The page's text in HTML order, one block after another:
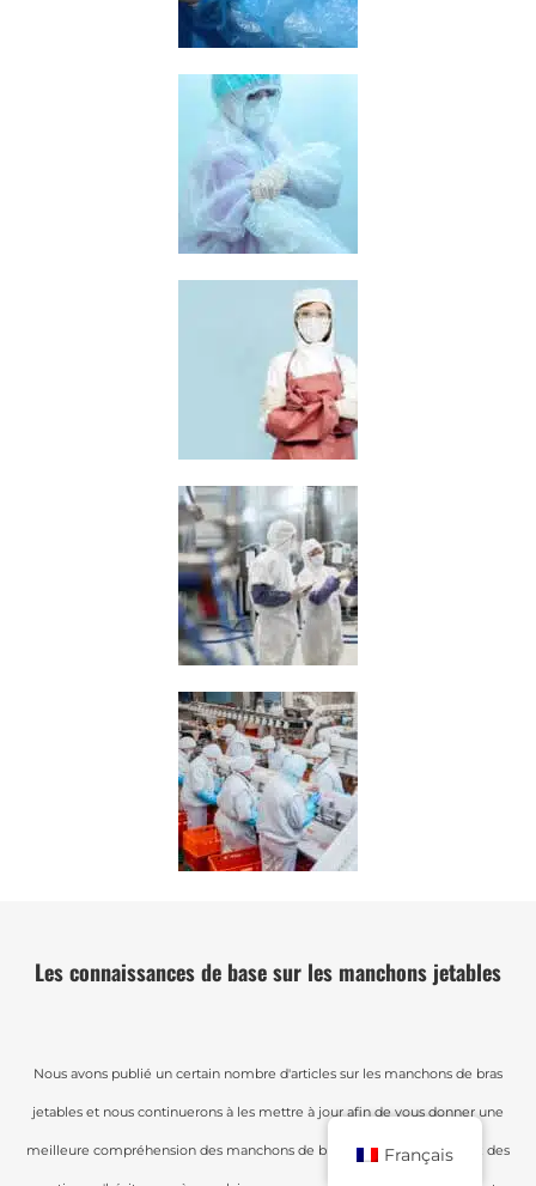
Les connaissances de base sur les manchons jetables
Nous avons publié un certain nombre d'articles sur les manchons de bras
jetables et nous continuerons à les mettre à jour afin de vous donner une
meilleure compréhension des manchons de bras jetables. Si vous avez des
Français